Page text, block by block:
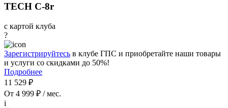
TECH C-8r
с картой клуба
?
Зарегистрируйтесь в клубе ГПС и приобретайте наши товары
и услуги со скидками до 50%!
Подробнее
11 529 ₽
От 4 999 ₽ / мес.
i